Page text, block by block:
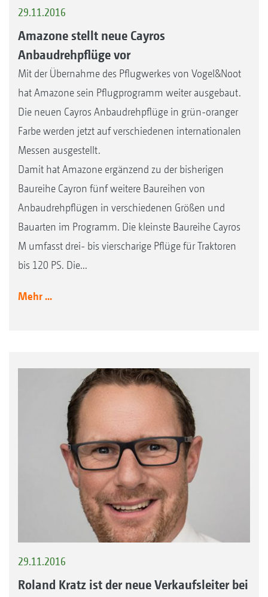
29.11.2016
Amazone stellt neue Cayros
Anbaudrehpflüge vor
Mit der Übernahme des Pflugwerkes von Vogel&Noot
hat Amazone sein Pflugprogramm weiter ausgebaut.
Die neuen Cayros Anbaudrehpflüge in grün-oranger
Farbe werden jetzt auf verschiedenen internationalen
Messen ausgestellt.
Damit hat Amazone ergänzend zu der bisherigen
Baureihe Cayron fünf weitere Baureihen von
Anbaudrehpflügen in verschiedenen Größen und
Bauarten im Programm. Die kleinste Baureihe Cayros
M umfasst drei- bis vierscharige Pflüge für Traktoren
bis 120 PS. Die...
Mehr ...
29.11.2016
Roland Kratz ist der neue Verkaufsleiter bei